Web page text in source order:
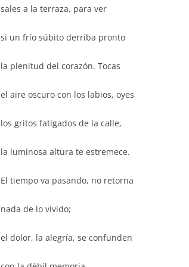
sales a la terraza, para ver
si un frío súbito derriba pronto
la plenitud del corazón. Tocas
el aire oscuro con los labios, oyes
los gritos fatigados de la calle,
la luminosa altura te estremece.
El tiempo va pasando, no retorna
nada de lo vivido;
el dolor, la alegría, se confunden